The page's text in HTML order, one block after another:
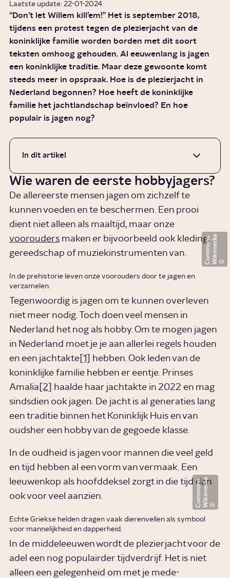
Laatste update: 22-01-2024
“Don’t let Willem kill’em!” Het is september 2018,
tijdens een protest tegen de plezierjacht van de
koninklijke familie worden borden met dit soort
teksten omhoog gehouden. Al eeuwenlang is jagen
een koninklijke traditie. Maar deze gewoonte komt
steeds meer in opspraak. Hoe is de plezierjacht in
Nederland begonnen? Hoe heeft de koninklijke
familie het jachtlandschap beïnvloed? En hoe
populair is jagen nog?
In dit artikel
Wie waren de eerste hobbyjagers?
De allereerste mensen jagen om zichzelf te
kunnen voeden en te beschermen. Een prooi
dient niet alleen als maaltijd, maar onze
voorouders maken er bijvoorbeeld ook kleding,
gereedschap of muziekinstrumenten van.
W
i
k
i
m
e
d
i
a
C
o
m
m
o
n
s
In de prehistorie leven onze voorouders door te jagen en
verzamelen.
Tegenwoordig is jagen om te kunnen overleven
niet meer nodig. Toch doen veel mensen in
Nederland het nog als hobby. Om te mogen jagen
in Nederland moet je je aan allerlei regels houden
en een jachtakte [1]
hebben. Ook leden van de
koninklijke familie hebben er eentje. Prinses
Amalia [2]
haalde haar jachtakte in 2022 en mag
sindsdien ook jagen. De jacht is al generaties lang
een traditie binnen het Koninklijk Huis en van
oudsher een hobby van de gegoede klasse.
In de oudheid is jagen voor mannen die veel geld
en tijd hebben al een vorm van vermaak. Een
leeuwenkop als hoofddeksel zorgt in die tijd dan
ook voor veel aanzien.
W
i
k
i
m
e
d
i
a
C
o
m
m
o
n
s
Echte Griekse helden dragen vaak dierenvellen als symbool
voor mannelijkheid en dapperheid.
In de middeleeuwen wordt de plezierjacht voor de
adel een nog populairder tijdverdrijf. Het is niet
alleen een gelegenheid om met je mede-